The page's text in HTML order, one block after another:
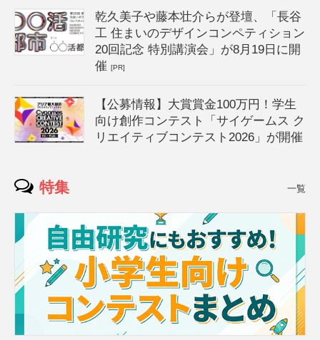
乾久美子や藤本壮介らが登壇、「長谷
工 住まいのデザインコンペティション
20回記念 特別講演会」が8月19日に開
催[PR]
【公募情報】大賞賞金100万円！学生
向け創作コンテスト「サイゲームス ク
リエイティブコンテスト2026」が開催
特集 一覧